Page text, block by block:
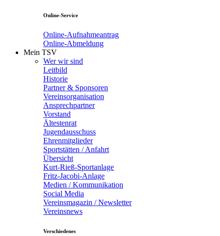
Online-Service
Online-Aufnahmeantrag
Online-Abmeldung
Mein TSV
Wer wir sind
Leitbild
Historie
Partner & Sponsoren
Vereinsorganisation
Ansprechpartner
Vorstand
Ältestenrat
Jugendausschuss
Ehrenmitglieder
Sportstätten / Anfahrt
Übersicht
Kurt-Rieß-Sportanlage
Fritz-Jacobi-Anlage
Medien / Kommunikation
Social Media
Vereinsmagazin / Newsletter
Vereinsnews
Verschiedenes